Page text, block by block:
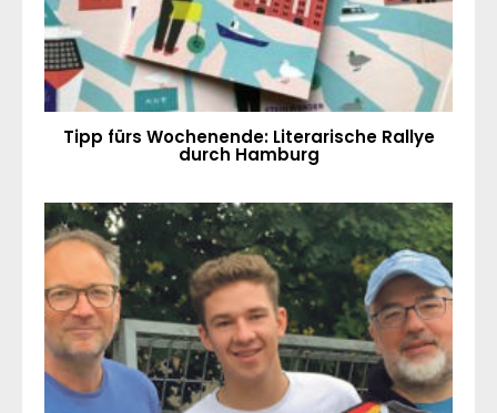
Tipp fürs Wochenende: Literarische Rallye
durch Hamburg